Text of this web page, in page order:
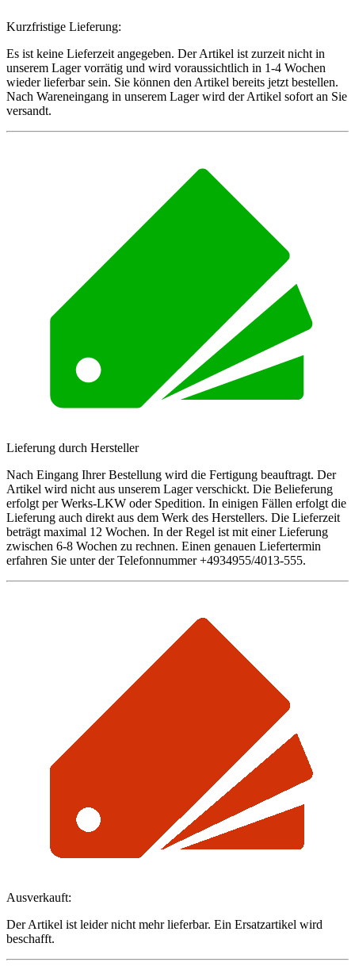
Kurzfristige Lieferung:
Es ist keine Lieferzeit angegeben. Der Artikel ist zurzeit nicht in
unserem Lager vorrätig und wird voraussichtlich in 1-4 Wochen
wieder lieferbar sein. Sie können den Artikel bereits jetzt bestellen.
Nach Wareneingang in unserem Lager wird der Artikel sofort an Sie
versandt.
Lieferung durch Hersteller
Nach Eingang Ihrer Bestellung wird die Fertigung beauftragt. Der
Artikel wird nicht aus unserem Lager verschickt. Die Belieferung
erfolgt per Werks-LKW oder Spedition. In einigen Fällen erfolgt die
Lieferung auch direkt aus dem Werk des Herstellers. Die Lieferzeit
beträgt maximal 12 Wochen. In der Regel ist mit einer Lieferung
zwischen 6-8 Wochen zu rechnen. Einen genauen Liefertermin
erfahren Sie unter der Telefonnummer +4934955/4013-555.
Ausverkauft:
Der Artikel ist leider nicht mehr lieferbar. Ein Ersatzartikel wird
beschafft.